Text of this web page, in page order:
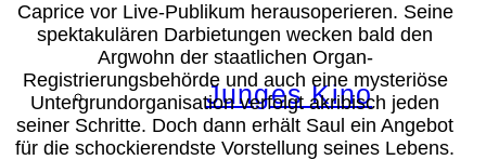
Junges Kino
Caprice vor Live-Publikum herausoperieren. Seine
spektakulären Darbietungen wecken bald den
Argwohn der staatlichen Organ-
Registrierungsbehörde und auch eine mysteriöse
Untergrundorganisation verfolgt akribisch jeden
seiner Schritte. Doch dann erhält Saul ein Angebot
für die schockierendste Vorstellung seines Lebens.